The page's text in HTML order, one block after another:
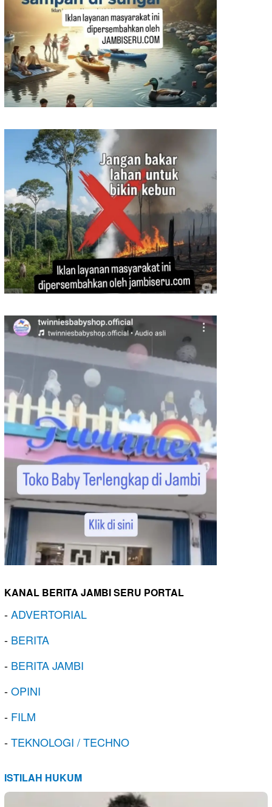
KANAL BERITA JAMBI SERU PORTAL
-ADVERTORIAL
- BERITA
- BERITA JAMBI
-OPINI
- FILM
-TEKNOLOGI / TECHNO
ISTILAH HUKUM